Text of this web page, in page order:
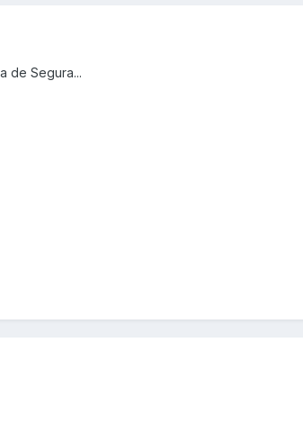
de Segura...